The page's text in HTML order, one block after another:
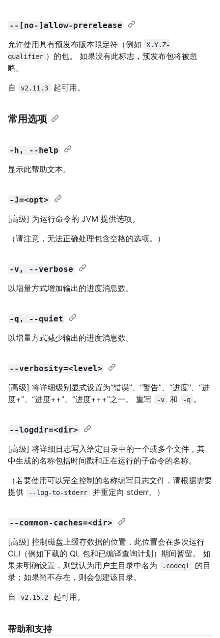
--[no-]allow-prerelease
允许使用具有预发布版本限定符（例如
X.Y.Z-
qualifier ）的包。 如果没有此标志，预发布包将被忽
略。
自
v2.11.3 起可用。
常用选项
-h, --help
显示此帮助文本。
-J=<opt>
[高级] 为运行命令的 JVM 提供选项。
（请注意，无法正确处理包含空格的选项。）
-v, --verbose
以增量方式增加输出的进度消息数。
-q, --quiet
以增量方式减少输出的进度消息数。
--verbosity=<level>
[高级] 将详细级别显式设置为“错误”、“警告”、“进度”、“进
度+”、“进度++”、“进度+++”之一。 重写
-v 和 -q 。
--logdir=<dir>
[高级] 将详细日志写入给定目录中的一个或多个文件，其
中生成的名称包括时间戳和正在运行的子命令的名称。
（若要使用可以完全控制的名称编写日志文件，请根据需要
提供
--log-to-stderr 并重定向 stderr。）
--common-caches=<dir>
[高级] 控制磁盘上缓存数据的位置，此位置会在多次运行
CLI（例如下载的 QL 包和已编译查询计划）期间暂留。 如
果未明确设置，则默认为用户主目录中名为
.codeql
的目
录；如果尚不存在，则会创建该目录。
自
v2.15.2 起可用。
帮助和支持